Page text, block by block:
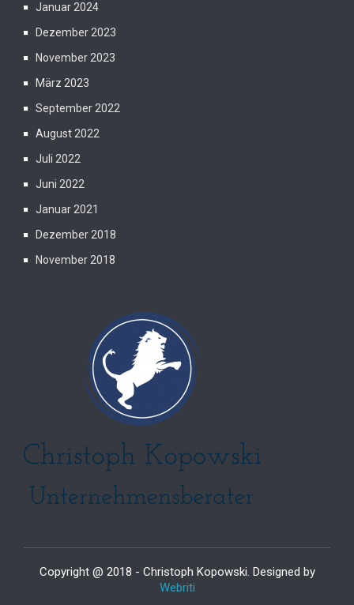
Januar 2024
Dezember 2023
November 2023
März 2023
September 2022
August 2022
Juli 2022
Juni 2022
Januar 2021
Dezember 2018
November 2018
Copyright @ 2018 - Christoph Kopowski. Designed by
Webriti